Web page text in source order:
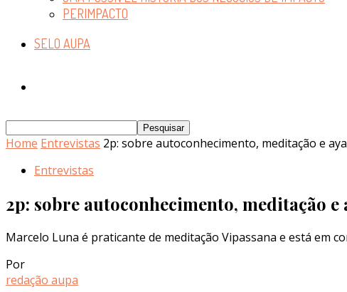
PERIMPACTO
SELO AUPA
Home Entrevistas 2p: sobre autoconhecimento, meditação e
Entrevistas
2p: sobre autoconhecimento, meditação e
Marcelo Luna é praticante de meditação Vipassana e está em
Por
redação aupa